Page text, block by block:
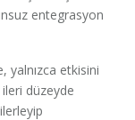
entegrasyon
yalnızca etkisini
düzeyde